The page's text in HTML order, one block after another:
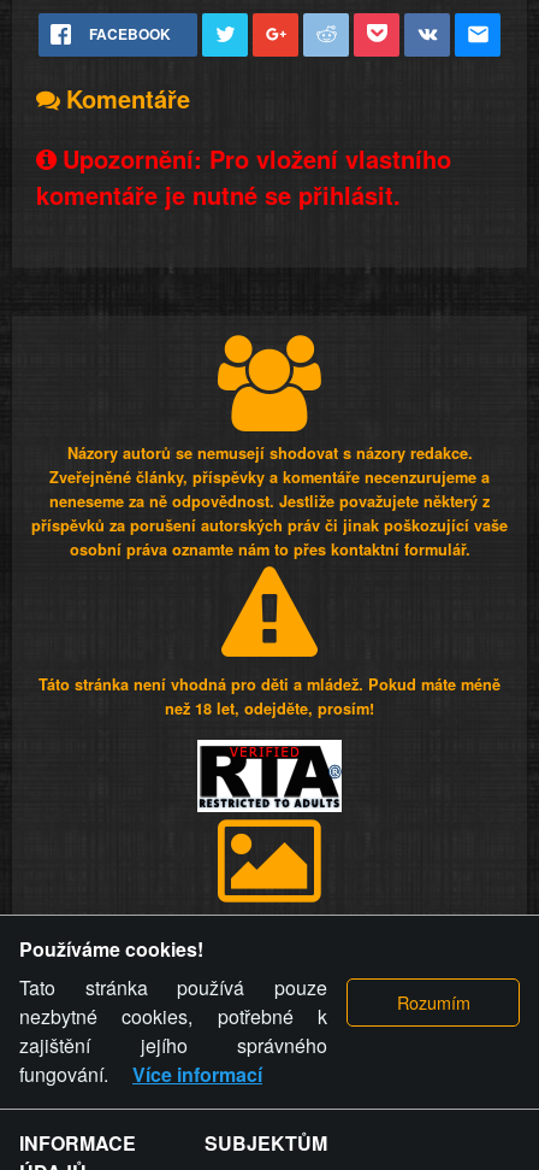
FACEBOOK
Komentáře
Upozornění: Pro vložení vlastního
komentáře je nutné se přihlásit.
Názory autorů se nemusejí shodovat s názory redakce.
Zveřejněné články, příspěvky a komentáře necenzurujeme a
neneseme za ně odpovědnost. Jestliže považujete některý z
příspěvků za porušení autorských práv či jinak poškozující vaše
osobní práva oznamte nám to přes kontaktní formulář.
Táto stránka není vhodná pro děti a mládež. Pokud máte méně
než 18 let, odejděte, prosím!
videa a komentáře. Osoba, které se toto opatření provozovatele
stránky týče, ani osoba, která umístila fotografii nebo video na
stránku, nemůže z důvodu odstranění fotografie, videa nebo
komentáře pro výše uvedenou okolnost uplatnit vůči
provozovateli stránky žádný nárok na náhradu škody nebo
nemajetkové újmy.
Používáme cookies!
Tato stránka používá pouze
nezbytné cookies, potřebné k
zajištění jejího správného
fungování.
Více informací
INFORMACE SUBJEKTŮM